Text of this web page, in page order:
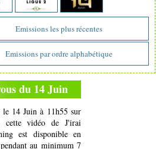
Emissions les plus récentes
Emissions par ordre alphabétique
du 14 Juin
14 Juin à 11h55 sur
cette vidéo de J'irai
est disponible en
au minimum 7